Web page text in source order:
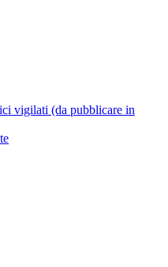
vigilati (da pubblicare in